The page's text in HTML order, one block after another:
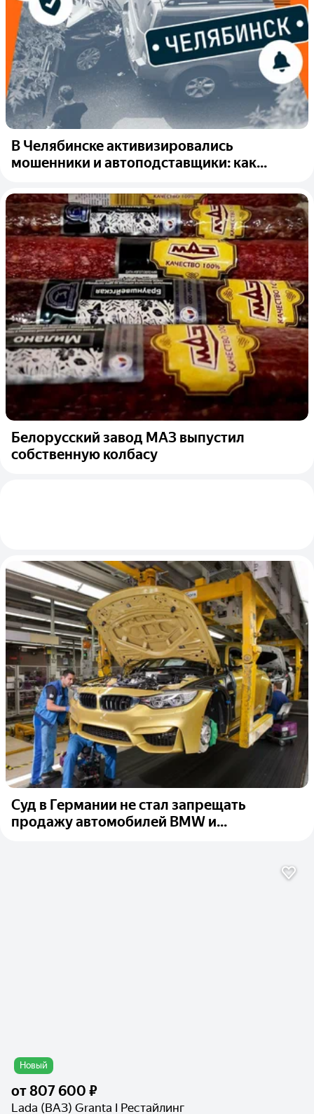
В Челябинске активизировались
мошенники и автоподставщики: как...
Белорусский завод МАЗ выпустил
собственную колбасу
Суд в Германии не стал запрещать
продажу автомобилей BMW и...
Новый
от807 600 ₽
Lada (ВАЗ) Granta I Рестайлинг